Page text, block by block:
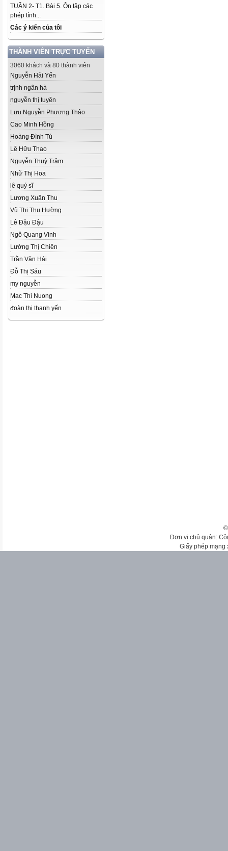
TUẦN 2- T1. Bài 5. Ôn tập các
phép tính...
Các ý kiến của tôi
THÀNH VIÊN TRỰC TUYẾN
3060 khách và 80 thành viên
Nguyễn Hải Yến
trịnh ngân hà
nguyễn thị tuyên
Lưu Nguyễn Phương Thảo
Cao Minh Hồng
Hoàng Đình Tú
Lê Hữu Thao
Nguyễn Thuỳ Trâm
Nhữ Thị Hoa
lê quý sĩ
Lương Xuân Thu
Vũ Thị Thu Hường
Lê Đậu Đậu
Ngô Quang Vinh
Lường Thị Chiên
Trần Văn Hái
Đỗ Thị Sáu
my nguyễn
Mac Thi Nuong
đoàn thị thanh yến
Đơn vị chủ quản:
Giấy phép mạng